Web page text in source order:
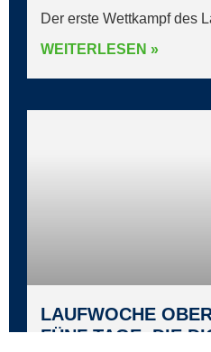
Der erste Wettkampf des
WEITERLESEN »
LAUFWOCHE
FÜNF TAGE, DIE